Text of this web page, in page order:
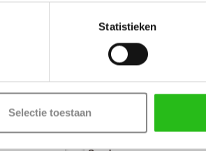
Statistieken
Selectie toestaan